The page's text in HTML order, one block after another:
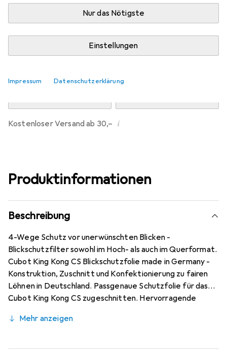
Nur das Nötigste
Einstellungen
Impressum Datenschutzerklärung
Lieferort angeben für genaue Lieferzeit
Kostenloser Versand ab 30,– i
Produktinformationen
Beschreibung
4-Wege Schutz vor unerwünschten Blicken -
Blickschutzfilter sowohl im Hoch- als auch im Querformat.
Cubot King Kong CS Blickschutzfolie made in Germany -
Konstruktion, Zuschnitt und Konfektionierung zu fairen
Löhnen in Deutschland. Passgenaue Schutzfolie für das
Cubot King Kong CS zugeschnitten. Hervorragende
modernsten Präzisionsmaschinen (Laserschnitt Technik) -
Kratzfest durch die spezielle hartbeschichtete
Mehr anzeigen